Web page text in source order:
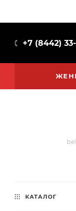
+7 (8442)
КАТАЛОГ